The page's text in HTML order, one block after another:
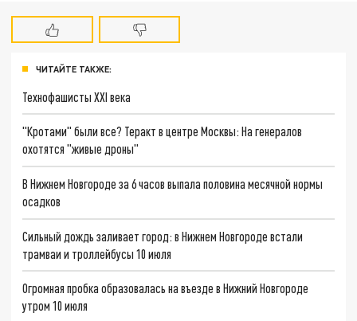
ЧИТАЙТЕ ТАКЖЕ:
Технофашисты XXI века
"Кротами" были все? Теракт в центре Москвы: На генералов
охотятся "живые дроны"
В Нижнем Новгороде за 6 часов выпала половина месячной нормы
осадков
Сильный дождь заливает город: в Нижнем Новгороде встали
трамваи и троллейбусы 10 июля
Огромная пробка образовалась на въезде в Нижний Новгороде
утром 10 июля